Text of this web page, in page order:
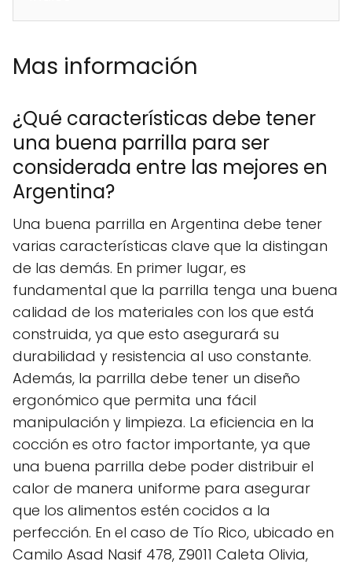
Mas información
¿Qué características debe tener
una buena parrilla para ser
considerada entre las mejores en
Argentina?
Una buena parrilla en Argentina debe tener
varias características clave que la distingan
de las demás. En primer lugar, es
fundamental que la parrilla tenga una buena
calidad de los materiales con los que está
construida, ya que esto asegurará su
durabilidad y resistencia al uso constante.
Además, la parrilla debe tener un diseño
ergonómico que permita una fácil
manipulación y limpieza. La eficiencia en la
cocción es otro factor importante, ya que
una buena parrilla debe poder distribuir el
calor de manera uniforme para asegurar
que los alimentos estén cocidos a la
perfección. En el caso de Tío Rico, ubicado en
Camilo Asad Nasif 478, Z9011 Caleta Olivia,